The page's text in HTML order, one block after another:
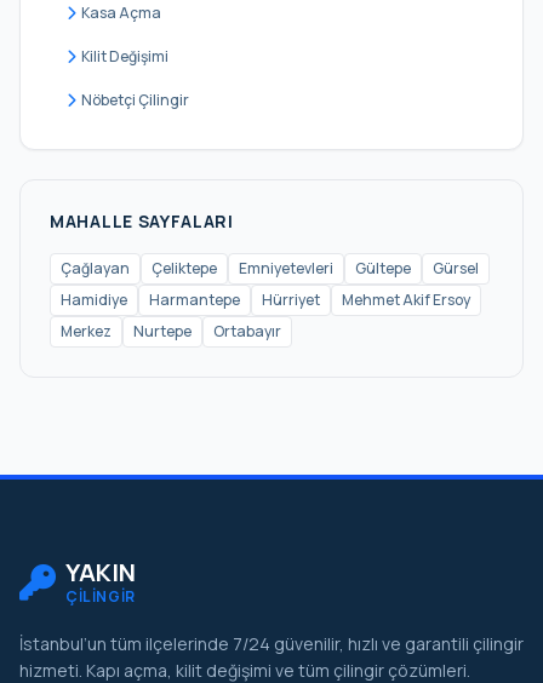
Kasa Açma
Kilit Değişimi
Nöbetçi Çilingir
MAHALLE SAYFALARI
Çağlayan Çeliktepe Emniyetevleri Gültepe
Gürsel
Hamidiye
Harmantepe Hürriyet
Mehmet Akif Ersoy
Merkez
Nurtepe Ortabayır
YAKIN
ÇİLİNGİR
İstanbul’un tüm ilçelerinde 7/24 güvenilir, hızlı ve garantili çilingir
hizmeti. Kapı açma, kilit değişimi ve tüm çilingir çözümleri.